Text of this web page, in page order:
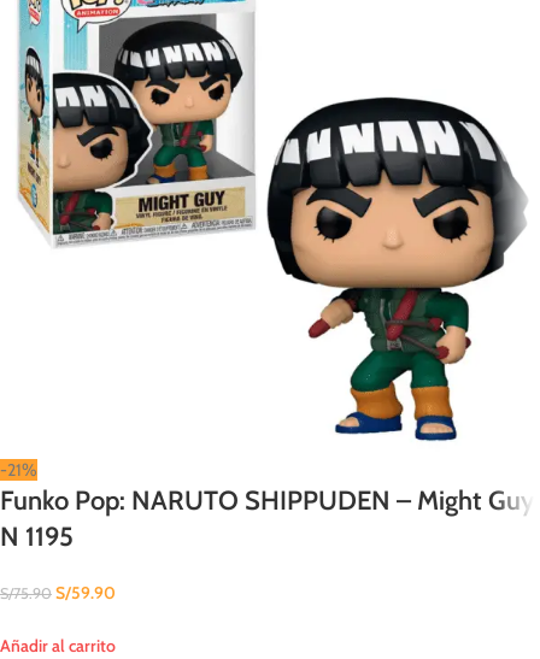
-21%
Funko Pop: NARUTO SHIPPUDEN – Might Guy
N 1195
S/75.90 S/59.90
Añadir al carrito